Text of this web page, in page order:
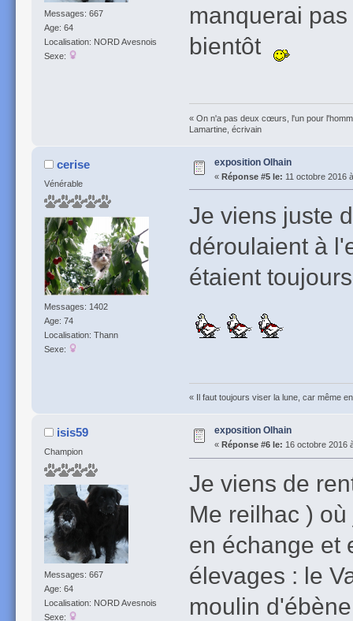
Messages: 667
Age: 64
Localisation: NORD Avesnois
Sexe:
manquerai
bientôt
« On n'a pas deux cœurs, l'un pour
Lamartine, écrivain
cerise
Vénérable
Messages: 1402
Age: 74
Localisation: Thann
Sexe:
exposition Olhain
« Réponse #5 le: 11 octobre 2016
Je viens juste
déroulaient à
étaient
« Il faut toujours viser la lune, car même
isis59
Champion
Messages: 667
Age: 64
Localisation: NORD Avesnois
Sexe:
exposition Olhain
« Réponse #6 le: 16 octobre 2016
Je viens de
Me reilhac )
en échange et
élevages : le
moulin